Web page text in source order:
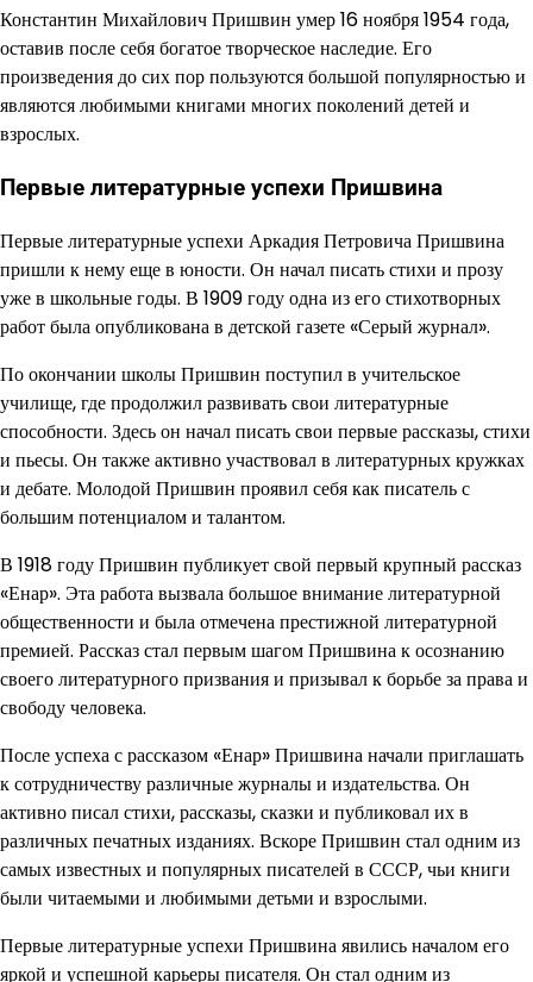
Константин Михайлович Пришвин умер 16 ноября 1954 года,
оставив после себя богатое творческое наследие. Его
произведения до сих пор пользуются большой популярностью и
являются любимыми книгами многих поколений детей и
взрослых.
Первые литературные успехи Пришвина
Первые литературные успехи Аркадия Петровича Пришвина
пришли к нему еще в юности. Он начал писать стихи и прозу
уже в школьные годы. В 1909 году одна из его стихотворных
работ была опубликована в детской газете «Серый журнал».
По окончании школы Пришвин поступил в учительское
училище, где продолжил развивать свои литературные
способности. Здесь он начал писать свои первые рассказы, стихи
и пьесы. Он также активно участвовал в литературных кружках
и дебате. Молодой Пришвин проявил себя как писатель с
большим потенциалом и талантом.
В 1918 году Пришвин публикует свой первый крупный рассказ
«Енар». Эта работа вызвала большое внимание литературной
общественности и была отмечена престижной литературной
премией. Рассказ стал первым шагом Пришвина к осознанию
своего литературного призвания и призывал к борьбе за права и
свободу человека.
После успеха с рассказом «Енар» Пришвина начали приглашать
к сотрудничеству различные журналы и издательства. Он
активно писал стихи, рассказы, сказки и публиковал их в
различных печатных изданиях. Вскоре Пришвин стал одним из
самых известных и популярных писателей в СССР, чьи книги
были читаемыми и любимыми детьми и взрослыми.
Первые литературные успехи Пришвина явились началом его
яркой и успешной карьеры писателя. Он стал одним из